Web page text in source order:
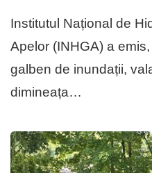
Institutul Național de
Apelor (INHGA) a
galben de inundații,
dimineața…